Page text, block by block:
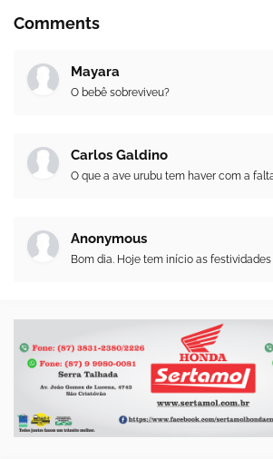
Comments
Mayara
O bebê sobreviveu?
Carlos Galdino
O que a ave urubu tem haver com a falta
Anonymous
Bom dia. Hoje tem início as festividades